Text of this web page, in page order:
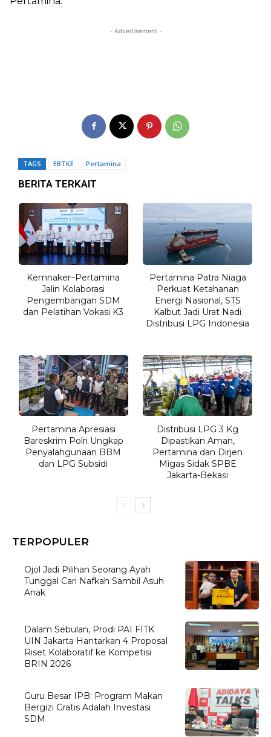
- Advertisement -
TAGS EBTKE Pertamina
BERITA TERKAIT
Kemnaker–Pertamina
Jalin Kolaborasi
Pengembangan SDM
dan Pelatihan Vokasi K3
Pertamina Patra Niaga
Perkuat Ketahanan
Energi Nasional, STS
Kalbut Jadi Urat Nadi
Distribusi LPG Indonesia
Pertamina Apresiasi
Bareskrim Polri Ungkap
Penyalahgunaan BBM
dan LPG Subsidi
Distribusi LPG 3 Kg
Dipastikan Aman,
Pertamina dan Dirjen
Migas Sidak SPBE
Jakarta-Bekasi
TERPOPULER
Ojol Jadi Pilihan Seorang Ayah
Tunggal Cari Nafkah Sambil Asuh
Anak
Dalam Sebulan, Prodi PAI FITK
UIN Jakarta Hantarkan 4 Proposal
Riset Kolaboratif ke Kompetisi
BRIN 2026
Guru Besar IPB: Program Makan
Bergizi Gratis Adalah Investasi
SDM